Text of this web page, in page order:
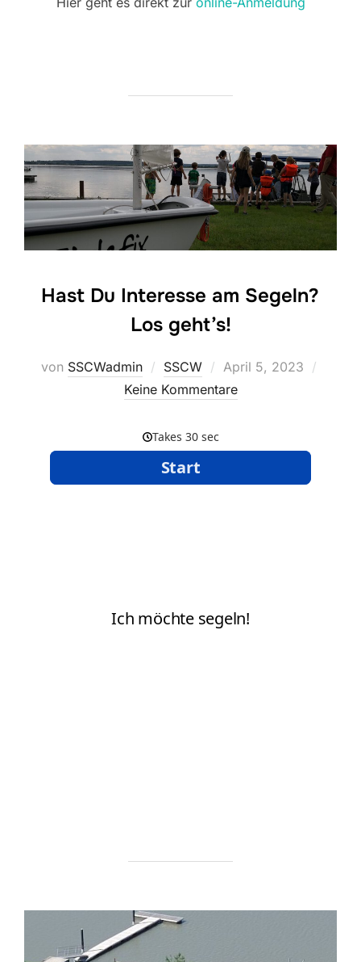
Hast Du Interesse am Segeln?
Los geht’s!
von SSCWadmin SSCW
Veröffentlicht
am
April 5, 2023
Keine Kommentare